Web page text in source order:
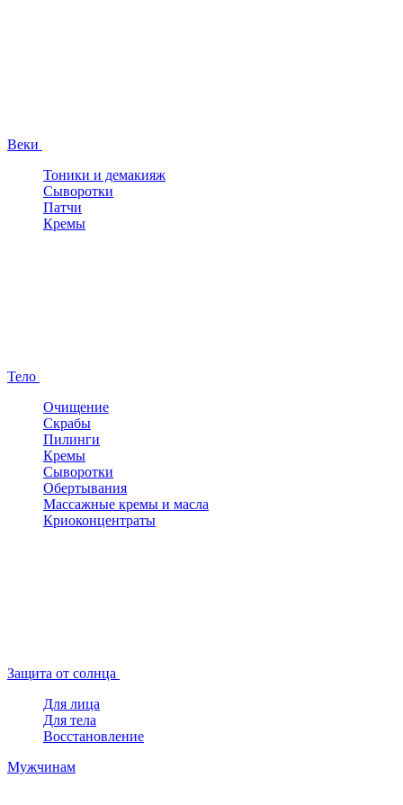
Веки
Тоники и демакияж
Сыворотки
Патчи
Кремы
Тело
Очищение
Скрабы
Пилинги
Кремы
Сыворотки
Обертывания
Массажные кремы и масла
Криоконцентраты
Защита от солнца
Для лица
Для тела
Восстановление
Мужчинам